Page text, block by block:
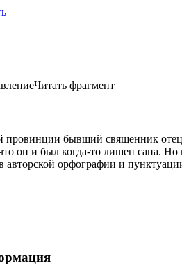
Читать фрагмент
провинции бывший священник отец
он и был когда-то лишен сана.
авторской орфографии и